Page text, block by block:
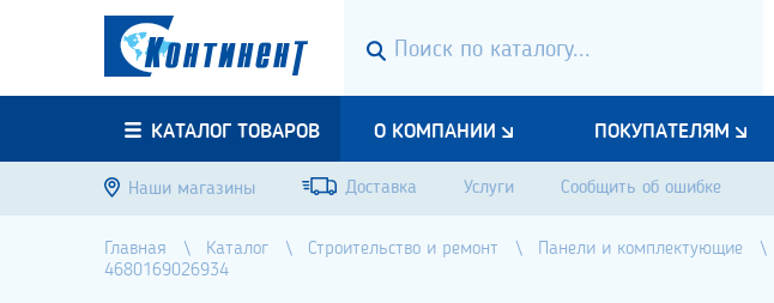
КАТАЛОГ ТОВАРОВ О КОМПАНИИ ПОКУПАТЕЛЯМ
Наши магазины Доставка Услуги Сообщить об ошибке
Главная Каталог Строительство и ремонт Панели и комплектующие
4680169026934